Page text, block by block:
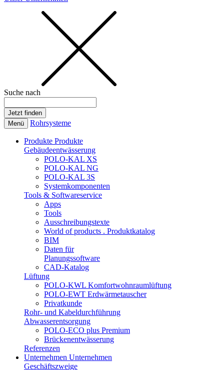
Suche nach
Menü Rohrsysteme
Produkte Produkte
Gebäudeentwässerung
POLO-KAL XS
POLO-KAL NG
POLO-KAL 3S
Systemkomponenten
Tools & Softwareservice
Apps
Tools
Ausschreibungstexte
World of products . Produktkatalog
BIM
Daten für
Planungssoftware
CAD-Katalog
Lüftung
POLO-KWL Komfortwohnraumlüftung
POLO-EWT Erdwärmetauscher
Privatkunde
Rohr- und Kabeldurchführung
Abwasserentsorgung
POLO-ECO plus Premium
Brückenentwässerung
Referenzen
Unternehmen Unternehmen
Geschäftszweige